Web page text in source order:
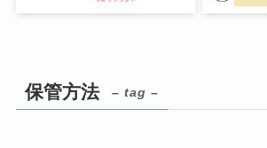
保管方法 – tag –